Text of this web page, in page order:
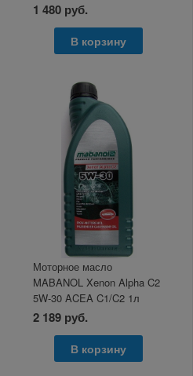
1 480 руб.
В корзину
Моторное масло
MABANOL Xenon Alpha C2
5W-30 ACEA C1/C2 1л
2 189 руб.
В корзину